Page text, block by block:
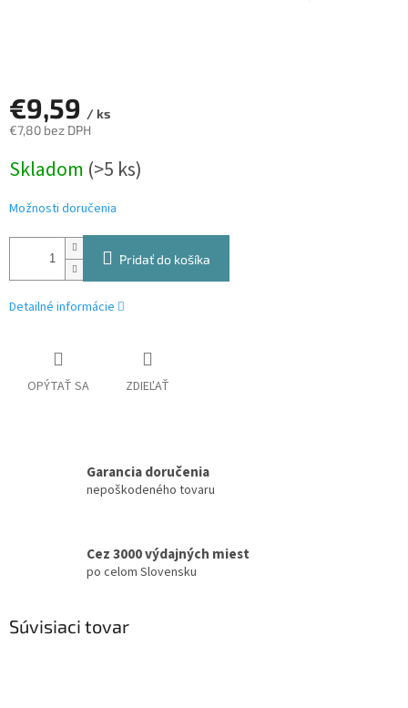
€9,59 / ks
€7,80 bez DPH
cena:
Skladom (>5 ks)
Možnosti doručenia
Pridať do košíka
Detailné informácie
OPÝTAŤ SA ZDIEĽAŤ
Garancia doručenia
nepoškodeného tovaru
Cez 3000 výdajných miest
po celom Slovensku
Súvisiaci tovar